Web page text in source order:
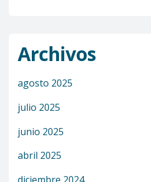
Archivos
agosto 2025
julio 2025
junio 2025
abril 2025